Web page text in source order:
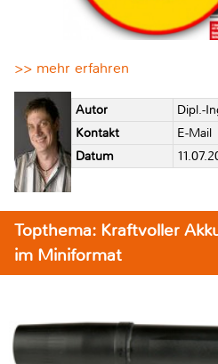
>> mehr erfahren
Autor
Dipl.-
Kontakt
E-Mail
Datum
Topthema: Kraftvoller
im Miniformat